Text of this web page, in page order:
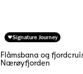
Signature Journey
Flåmsbana og
Nærøyfjorden